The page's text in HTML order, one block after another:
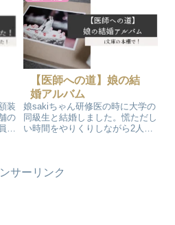
に
し
と
君。東京で単身赴任をするコトに
なったモノクロ夫。自宅のモノク
ロと愛犬atoちゃんです。
装
の
さ
【医師への道】娘の結
婚アルバム
娘sakiちゃん研修医の時に大学の
同級生と結婚しました。慌ただし
い時間をやりくりしながら2人で
者さんに依頼して写真集のような
サーリンク